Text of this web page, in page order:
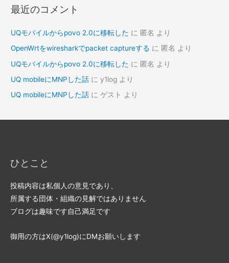
最近のコメント
UQモバイルからpovo 2.0に移転した に 匿名 より
OpenWrtをwiresharkでpacket captureする に 匿名 より
UQモバイルからpovo 2.0に移転した に 匿名 より
UQ mobileにMNPした話 にy1log より
UQ mobileにMNPした話 にゲスト より
ひとこと
投稿内容は私個人の意見であり、
所属する団体・組織の見解ではありません
ブログは趣味です自己満足です
御用の方はX(@y1log)にDMお願いします